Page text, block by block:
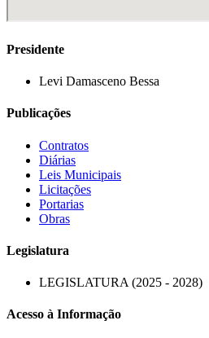
Presidente
Levi Damasceno Bessa
Publicações
Contratos
Diárias
Leis Municipais
Licitações
Portarias
Obras
Legislatura
LEGISLATURA (2025 - 2028)
Acesso à Informação